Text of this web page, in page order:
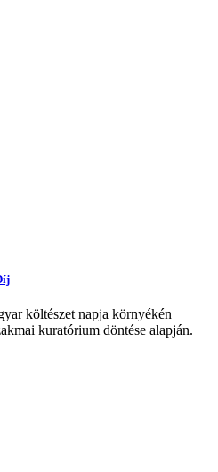
költészet napja környékén
kuratórium döntése alapján.